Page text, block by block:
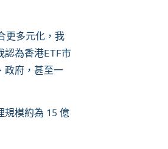
更多元化，我
認為香港ETF市
政府，甚至一
規模約為 15 億